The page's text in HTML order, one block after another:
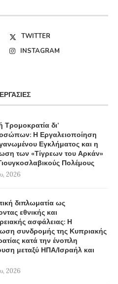
TWITTER
INSTAGRAM
Τρομοκρατία δι’
Η Εργαλειοποίηση
Εγκλήματος και η
των «Τίγρεων του Αρκάν»
Πολέμους
2026
διπλωματία ως
εθνικής και
ασφάλειας: Η
συνδρομής της Κυπριακής
κατά την ένοπλη
μεταξύ ΗΠΑ/Ισραήλ και
2026